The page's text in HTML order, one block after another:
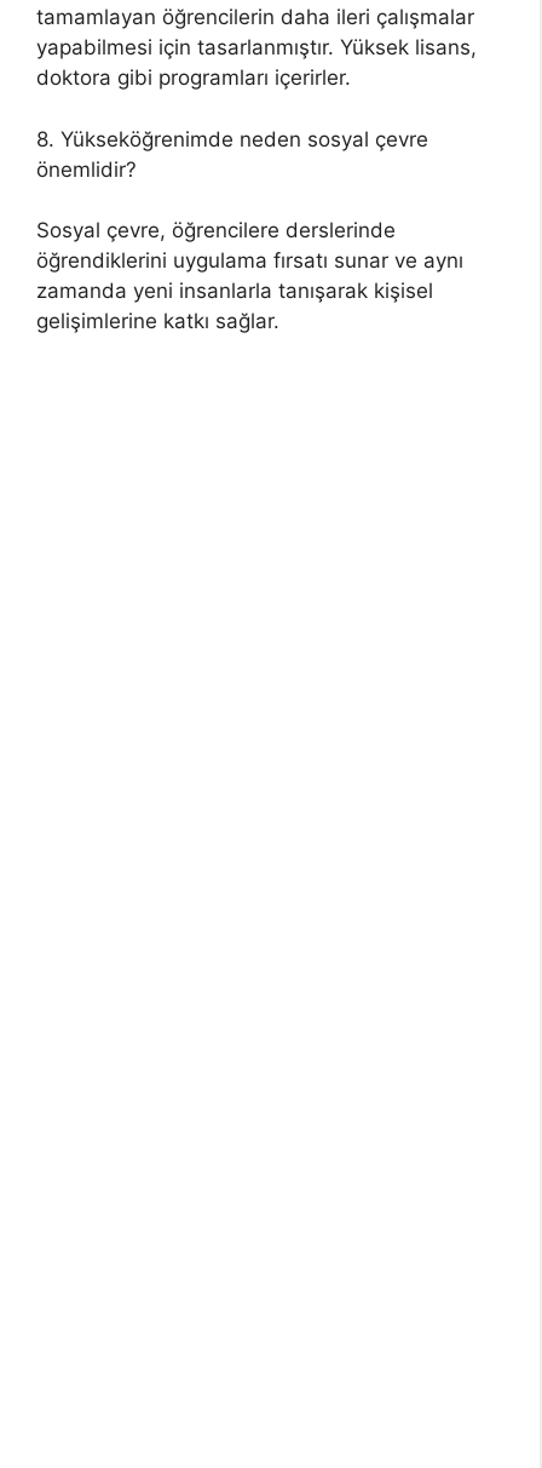
tamamlayan öğrencilerin daha ileri çalışmalar
yapabilmesi için tasarlanmıştır. Yüksek lisans,
doktora gibi programları içerirler.
8. Yükseköğrenimde neden sosyal çevre
önemlidir?
Sosyal çevre, öğrencilere derslerinde
öğrendiklerini uygulama fırsatı sunar ve aynı
zamanda yeni insanlarla tanışarak kişisel
gelişimlerine katkı sağlar.